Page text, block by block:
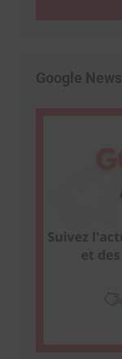
Google News